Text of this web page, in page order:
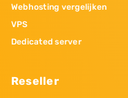
Webhosting vergelijken
VPS
Dedicated server
Reseller